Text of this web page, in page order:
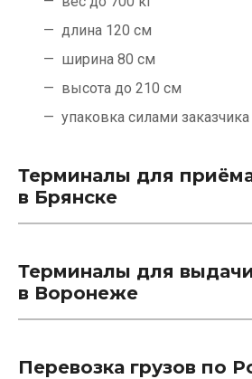
длина 120 см
ширина 80 см
высота до 210 см
упаковка силами заказчика
Терминалы для
в Брянске
Терминалы для
в Воронеже
Перевозка грузов по